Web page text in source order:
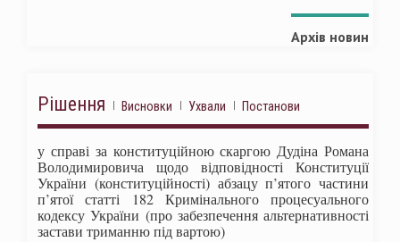
Архів новин
Рішення Висновки Ухвали Постанови
у справі за конституційною скаргою Дудіна Романа
Володимировича щодо відповідності Конституції
України (конституційності) абзацу п’ятого частини
п’ятої статті 182 Кримінального процесуального
кодексу України (про забезпечення альтернативності
застави триманню під вартою)